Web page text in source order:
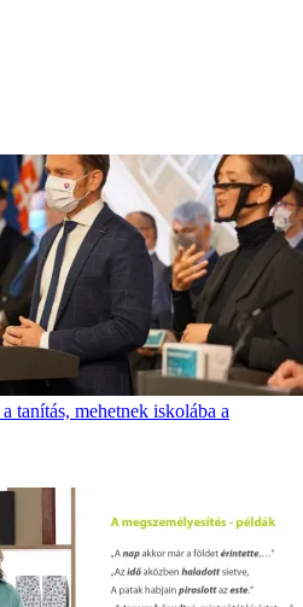
tanítás, mehetnek iskolába a